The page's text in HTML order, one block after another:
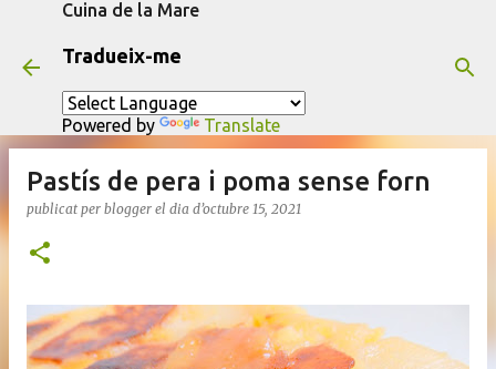
Cuina de la Mare
Tradueix-me
Powered by Translate
Pastís de pera i poma sense forn
publicat per blogger el dia d’octubre 15, 2021